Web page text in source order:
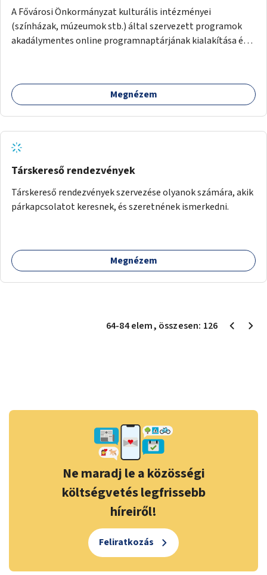
A Fővárosi Önkormányzat kulturális intézményei
(színházak, múzeumok stb.) által szervezett programok
akadálymentes online programnaptárjának kialakítása és
Megnézem
Társkereső rendezvények
Társkereső rendezvények szervezése olyanok számára, akik
párkapcsolatot keresnek, és szeretnének ismerkedni.
Megnézem
64-84elem, összesen: 126
Ne maradj le a közösségi
költségvetés legfrissebb
híreiről!
Feliratkozás